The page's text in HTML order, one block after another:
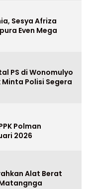
Sesya Afriza
Even Mega
PS di Wonomulyo
Polisi Segera
Polman
2026
Alat Berat